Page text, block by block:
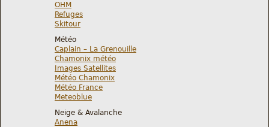
OHM
Refuges
Skitour
Météo
Caplain – La Grenouille
Chamonix météo
Images Satellites
Météo Chamonix
Météo France
Meteoblue
Neige & Avalanche
Anena